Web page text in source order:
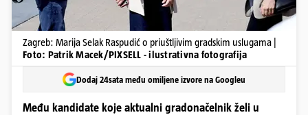
Zagreb: Marija Selak Raspudić o priuštljivim gradskim uslugama |
Foto: Patrik Macek/PIXSELL - ilustrativna fotografija
Dodaj 24sata među omiljene izvore na Googleu
Među kandidate koje aktualni gradonačelnik želi u